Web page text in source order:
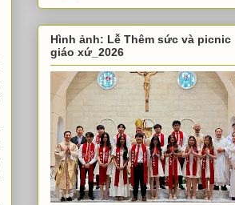
Hình ảnh: Lễ Thêm sức và picnic
giáo xứ_2026